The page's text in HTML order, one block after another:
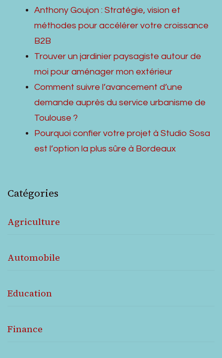
Anthony Goujon : Stratégie, vision et
méthodes pour accélérer votre croissance
B2B
Trouver un jardinier paysagiste autour de
moi pour aménager mon extérieur
Comment suivre l’avancement d’une
demande auprès du service urbanisme de
Toulouse ?
Pourquoi confier votre projet à Studio Sosa
est l’option la plus sûre à Bordeaux
Catégories
Agriculture
Automobile
Education
Finance